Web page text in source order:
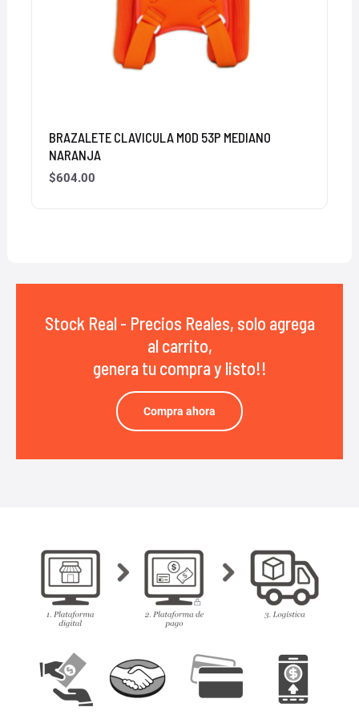
BRAZALETE CLAVICULA MOD 53P MEDIANO
NARANJA
$604.00
Stock Real - Precios Reales, solo agrega
al carrito,
genera tu compra y listo!!
Compra ahora